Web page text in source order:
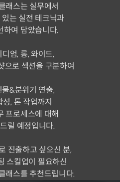
래스는 실무에서
는 실전 테크닉과
하여 담았습니다.
엄, 롱, 와이드,
으로 섹션을 구분하여
물&분위기 연출,
성, 톤 작업까지
프로세스에 대해
릴 예정입니다.
진출하고 싶으신 분,
스킬업이 필요하신
래스를 추천드립니다.